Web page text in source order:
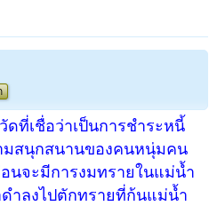
ดที่เชื่อว่าเป็นการชำระหนี้
มสนุกสนานของคนหนุ่มคน
นจะมีการงมทรายในแม่น้ำ
ำลงไปตักทรายที่ก้นแม่น้ำ